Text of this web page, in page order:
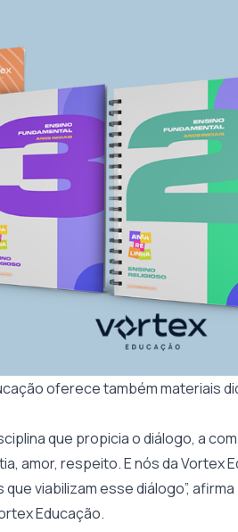
oferece também materiais
que propicia o diálogo, a
amor, respeito. E nós da Vortex
viabilizam esse diálogo”, afirma
Educação.